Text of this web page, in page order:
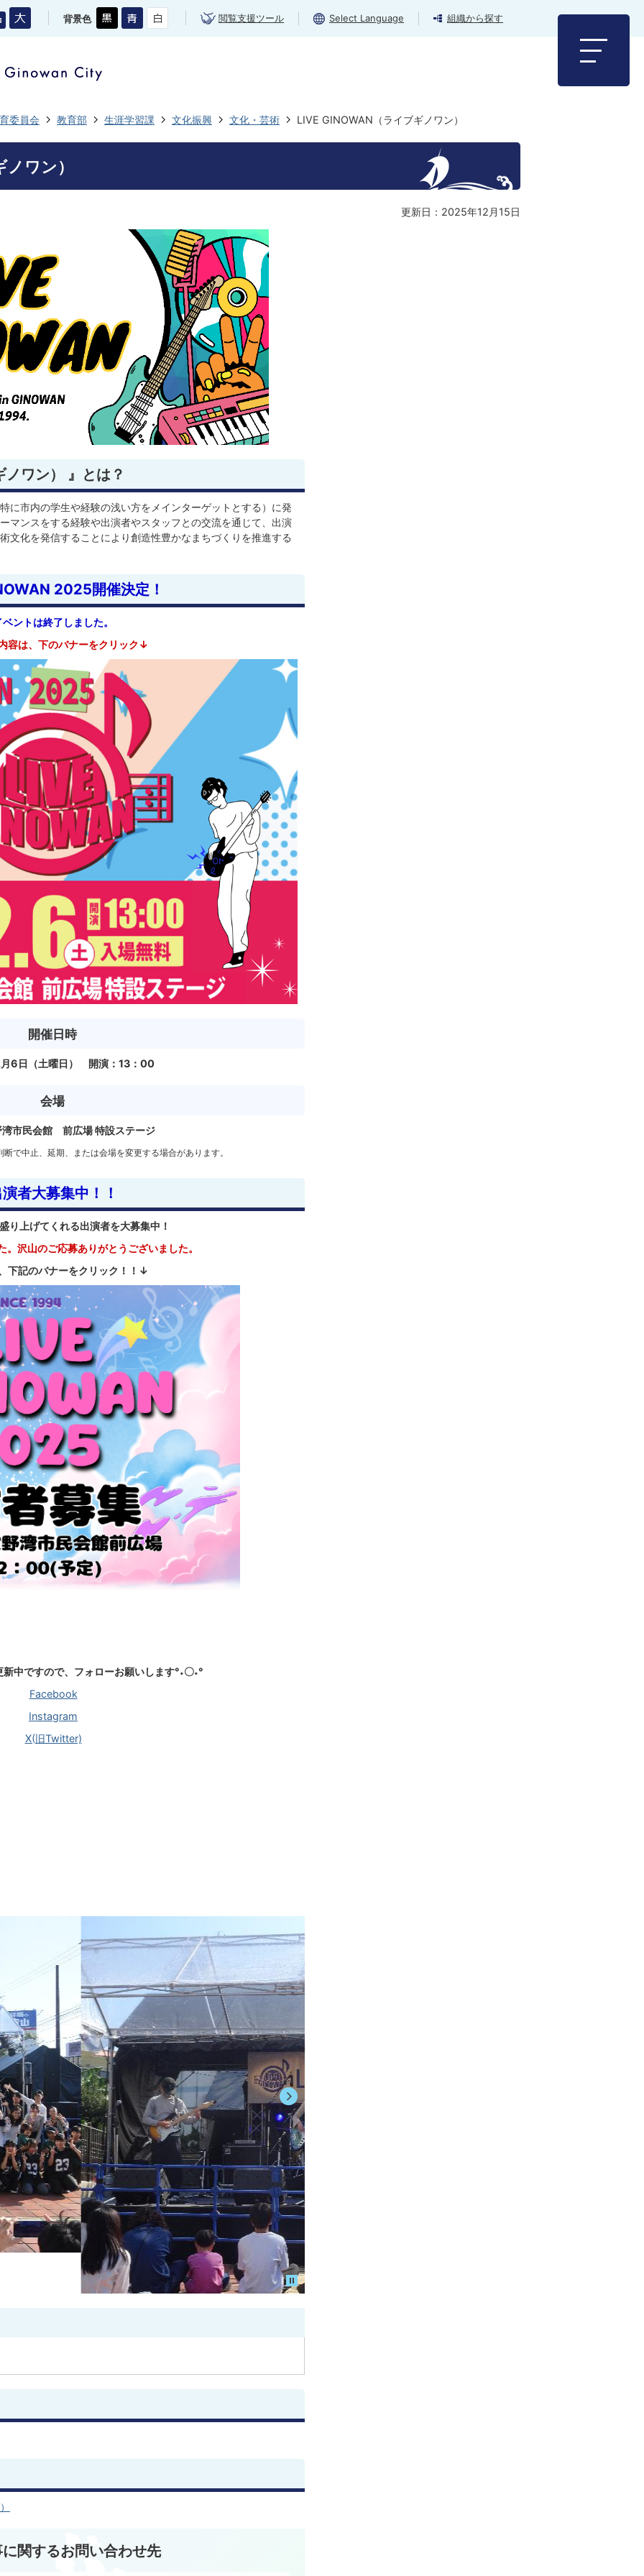
背景色 閲覧支援ツール Select Language 組織から探す
委員会 教育部 生涯学習課 文化振興 文化・芸術 LIVE GINOWAN（ライブギノワン）
ワン）
更新日：2025年12月15日
ワン） 』とは？
に市内の学生や経験の浅い方をメインターゲットとする）に発
マンスをする経験や出演者やスタッフとの交流を通じて、出演
文化を発信することにより創造性豊かなまちづくりを推進する
2025開催決定！
ベントは終了しました。
容は、下のバナーをクリック↓
開催日時
6日（土曜日） 開演：13：00
会場
湾市民会館 前広場 特設ステージ
で中止、延期、または会場を変更する場合があります。
者大募集中！！
り上げてくれる出演者を大募集中！
沢山のご応募ありがとうございました。
下記のバナーをクリック！！↓
中ですので、フォローお願いします°˖〇˖°
Facebook
Instagram
X(旧Twitter)
関するお問い合わせ先